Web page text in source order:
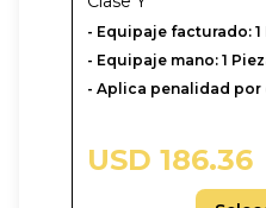
-‎ Equipaje facturado: 1
- Equipaje mano: 1
- Aplica penalidad por
USD 186.36